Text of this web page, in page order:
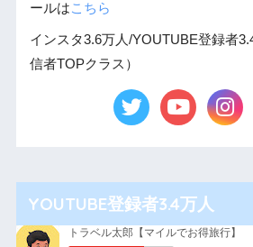
ールはこちら
インスタ3.6万人/YOUTUBE登録者
信者TOPクラス）
YOUTUBE登録者3.4万人